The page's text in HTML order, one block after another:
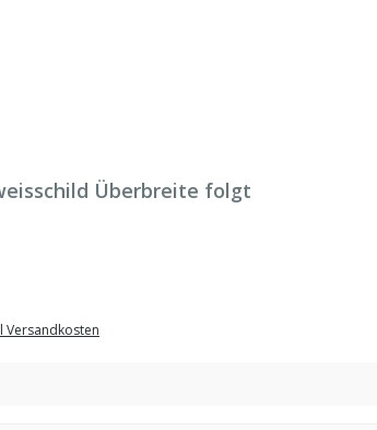
Überbreite folgt
Versandkosten